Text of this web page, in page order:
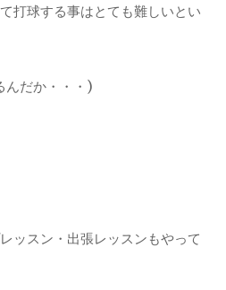
打球する事はとても難しいとい
んだか・・・)
ッスン・出張レッスンもやって